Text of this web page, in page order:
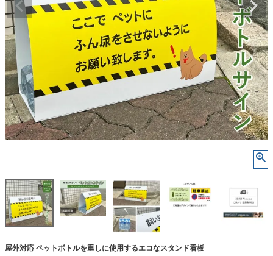
屋外対応 ペットボトルを重しに使用するエコなスタンド看板